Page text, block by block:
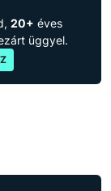
20+ éves
üggyel.